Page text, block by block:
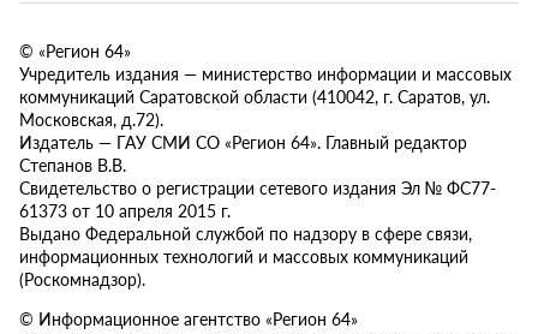
© «Регион 64»
Учредитель издания — министерство информации и массовых
коммуникаций Саратовской области (410042, г. Саратов, ул.
Московская, д.72).
Издатель — ГАУ СМИ СО «Регион 64». Главный редактор
Степанов В.В.
Свидетельство о регистрации сетевого издания Эл № ФС77-
61373 от 10 апреля 2015 г.
Выдано Федеральной службой по надзору в сфере связи,
информационных технологий и массовых коммуникаций
(Роскомнадзор).
© Информационное агентство «Регион 64»